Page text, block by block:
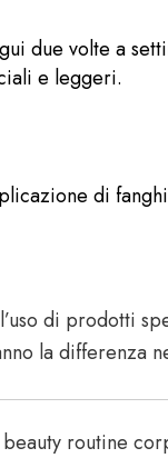
due volte a
e leggeri.
di
di prodotti
la differenza
routine